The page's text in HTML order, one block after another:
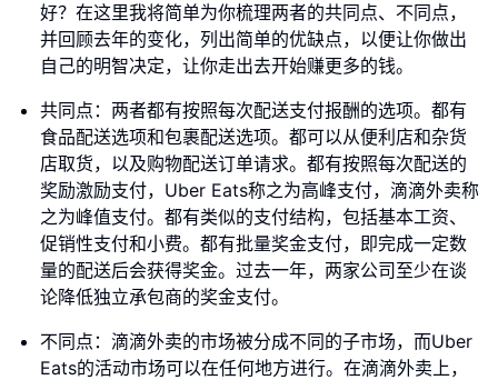
好？在这里我将简单为你梳理两者的共同点、不同点，
并回顾去年的变化，列出简单的优缺点，以便让你做出
自己的明智决定，让你走出去开始赚更多的钱。
共同点：两者都有按照每次配送支付报酬的选项。都有
食品配送选项和包裹配送选项。都可以从便利店和杂货
店取货，以及购物配送订单请求。都有按照每次配送的
奖励激励支付，Uber Eats称之为高峰支付，滴滴外卖称
之为峰值支付。都有类似的支付结构，包括基本工资、
促销性支付和小费。都有批量奖金支付，即完成一定数
量的配送后会获得奖金。过去一年，两家公司至少在谈
论降低独立承包商的奖金支付。
不同点：滴滴外卖的市场被分成不同的子市场，而Uber
Eats的活动市场可以在任何地方进行。在滴滴外卖上，